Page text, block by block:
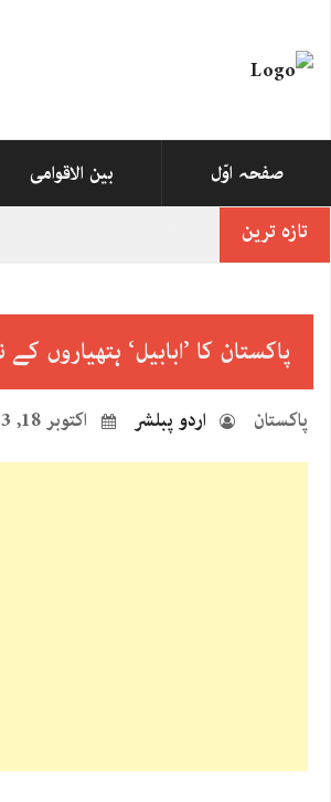
صفحہ اوّل بین الاقوامی
تازہ ترین
پاکستان کا ’ابابیل‘ ہتھیاروں
پاکستان اردو پبلشر اکتوبر 18, 2023